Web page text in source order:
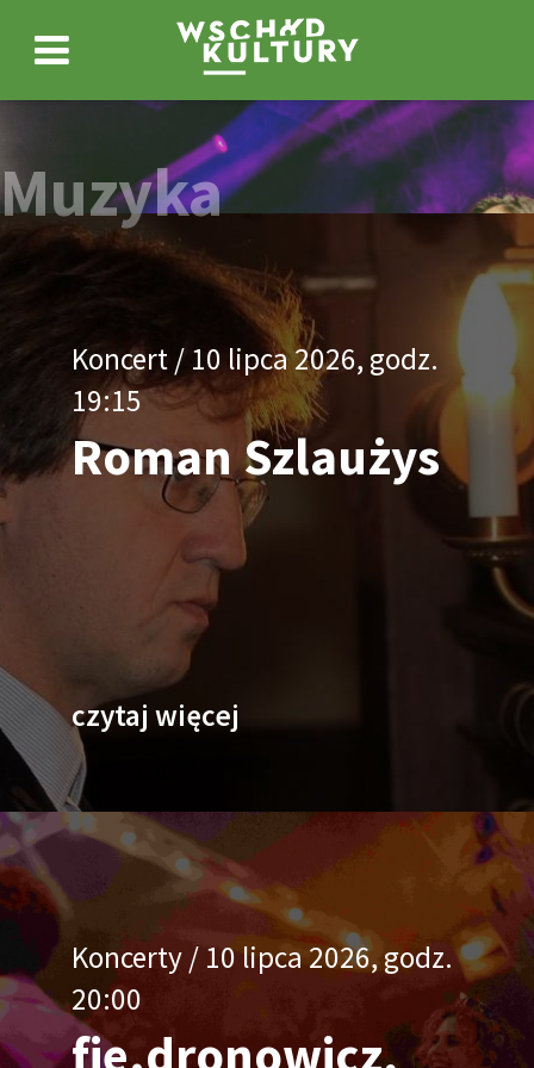
Wschód
Kultury
/
Inny
Wymiar
2026Roman
Szlaużys
-
Wyszukiwarka
Wyszukiwana
Muzyka
Koncert / 10 lipca 2026, godz.
19:15
Roman Szlaużys
czytaj więcej
Koncerty / 10 lipca 2026, godz.
20:00
fie.dronowicz,